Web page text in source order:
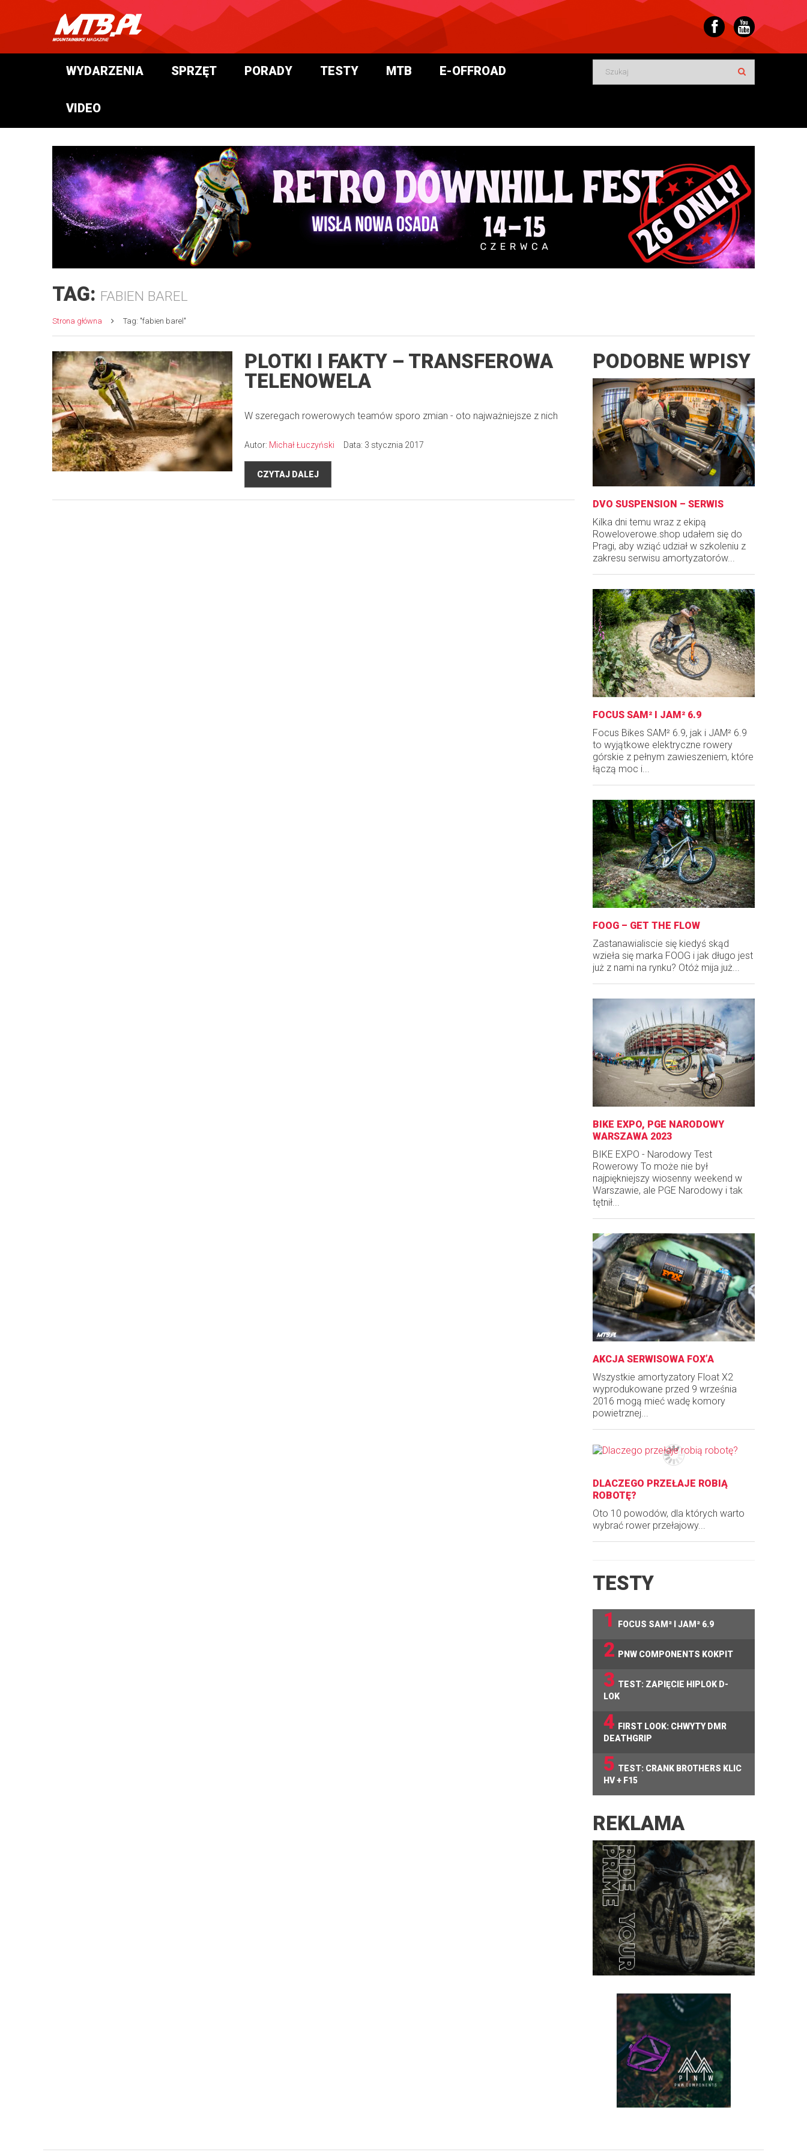
WYDARZENIA SPRZĘT PORADY TESTY MTB E-OFFROAD
VIDEO
TAG: FABIEN BAREL
Strona główna Tag: "fabien barel"
PLOTKI I FAKTY – TRANSFEROWA
TELENOWELA
W szeregach rowerowych teamów sporo zmian - oto najważniejsze z nich
Autor: Michał Łuczyński Data: 3 stycznia 2017
CZYTAJ DALEJ
PODOBNE WPISY
DVO SUSPENSION – SERWIS
Kilka dni temu wraz z ekipą
Roweloverowe.shop udałem się do
Pragi, aby wziąć udział w szkoleniu z
zakresu serwisu amortyzatorów...
FOCUS SAM² I JAM² 6.9
Focus Bikes SAM² 6.9, jak i JAM² 6.9
to wyjątkowe elektryczne rowery
górskie z pełnym zawieszeniem, które
łączą moc i...
FOOG – GET THE FLOW
Zastanawialiscie się kiedyś skąd
wzieła się marka FOOG i jak długo jest
już z nami na rynku? Otóż mija już...
BIKE EXPO, PGE NARODOWY
WARSZAWA 2023
BIKE EXPO - Narodowy Test
Rowerowy To może nie był
najpiękniejszy wiosenny weekend w
Warszawie, ale PGE Narodowy i tak
tętnił...
AKCJA SERWISOWA FOX’A
Wszystkie amortyzatory Float X2
wyprodukowane przed 9 września
2016 mogą mieć wadę komory
powietrznej...
DLACZEGO PRZEŁAJE ROBIĄ
ROBOTĘ?
Oto 10 powodów, dla których warto
wybrać rower przełajowy...
TESTY
1
FOCUS SAM² I JAM² 6.9
2 PNW COMPONENTS KOKPIT
3 TEST: ZAPIĘCIE HIPLOK D-
LOK
4 FIRST LOOK: CHWYTY DMR
DEATHGRIP
5 TEST: CRANK BROTHERS KLIC
HV + F15
REKLAMA